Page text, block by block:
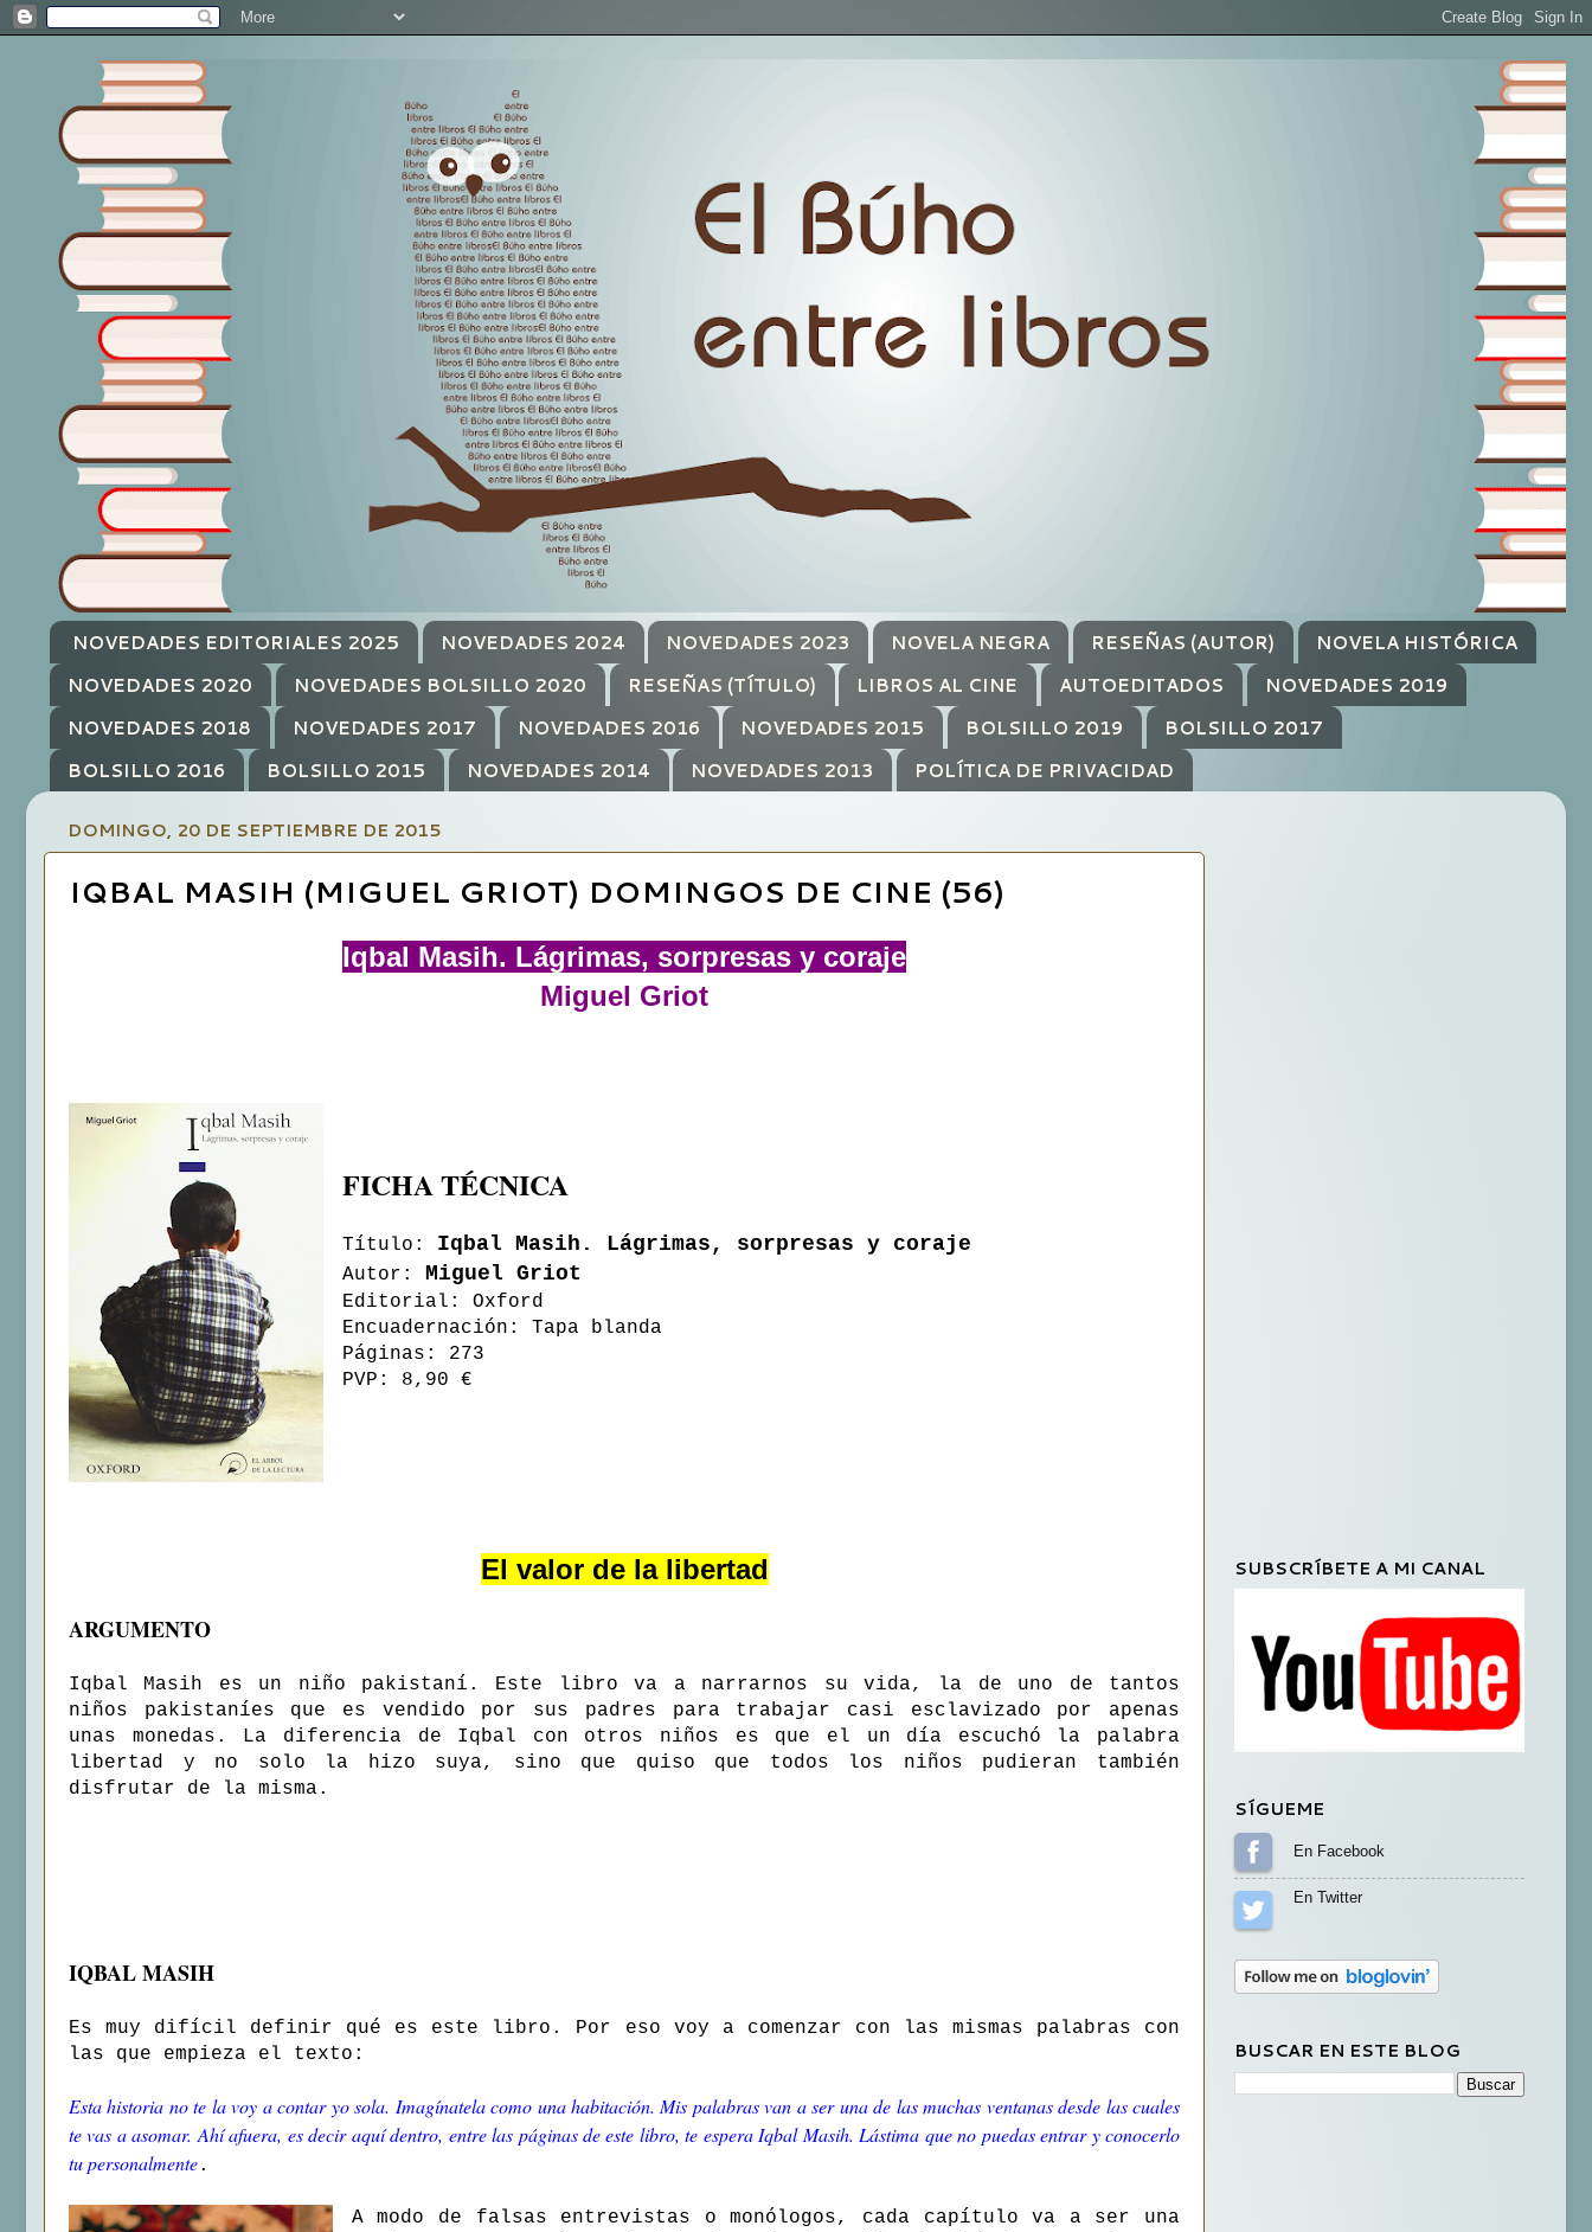
NOVEDADES EDITORIALES 2025 NOVEDADES 2024 NOVEDADES 2023 NOVELA NEGRA RESEÑAS (AUTOR)
NOVELA HISTÓRICA
NOVEDADES 2020
NOVEDADES BOLSILLO 2020 RESEÑAS (TÍTULO) LIBROS AL CINE AUTOEDITADOS
NOVEDADES 2019
NOVEDADES 2018
NOVEDADES 2017 NOVEDADES 2016 NOVEDADES 2015 BOLSILLO 2019
BOLSILLO 2017
BOLSILLO 2016
BOLSILLO 2015 NOVEDADES 2014 NOVEDADES 2013 POLÍTICA DE PRIVACIDAD
DOMINGO, 20 DE SEPTIEMBRE DE 2015
IQBAL MASIH (MIGUEL GRIOT) DOMINGOS DE CINE (56)
Iqbal Masih. Lágrimas, sorpresas y coraje
Miguel Griot
FICHA TÉCNICA
Título: Iqbal Masih. Lágrimas, sorpresas y coraje
Autor: Miguel Griot
Editorial: Oxford
Encuadernación: Tapa blanda
Páginas: 273
PVP: 8,90 €
El valor de la libertad
ARGUMENTO
Iqbal Masih es un niño pakistaní. Este libro va a narrarnos su vida, la de uno de tantos
niños pakistaníes que es vendido por sus padres para trabajar casi esclavizado por apenas
unas monedas. La diferencia de Iqbal con otros niños es que el un día escuchó la palabra
libertad y no solo la hizo suya, sino que quiso que todos los niños pudieran también
disfrutar de la misma.
IQBAL MASIH
Es muy difícil definir qué es este libro. Por eso voy a comenzar con las mismas palabras con
las que empieza el texto:
Esta historia no te la voy a contar yo sola. Imagínatela como una habitación. Mis palabras van a ser una de las muchas ventanas desde las cuales
te vas a asomar. Ahí afuera, es decir aquí dentro, entre las páginas de este libro, te espera Iqbal Masih. Lástima que no puedas entrar y conocerlo
tu personalmente.
A modo de falsas entrevistas o monólogos, cada capítulo va a ser una
SUBSCRÍBETE A MI CANAL
SÍGUEME
Sígueme en Facebook
BUSCAR EN ESTE BLOG